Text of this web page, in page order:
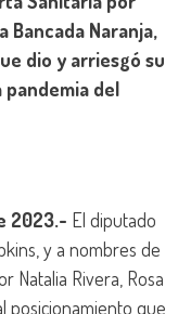
Bancada Naranja,
dio y arriesgó su
pandemia del
2023.- El diputado
y a nombres de
Natalia Rivera, Rosa
posicionamiento que